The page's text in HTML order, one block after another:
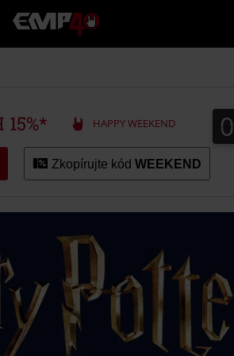
EMP
-
Hudba,
Merch
hráče,
Alternativní
HAPPY WEEKEND 0
0
Zkopírujte kód WEEKEND